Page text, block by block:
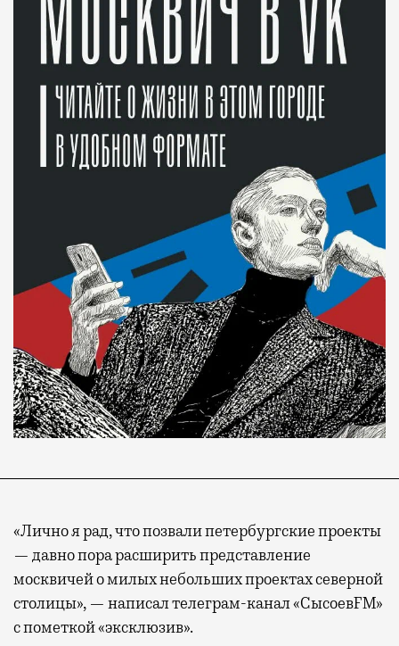
«Лично я рад, что позвали петербургские проекты
— давно пора расширить представление
москвичей о милых небольших проектах северной
столицы», — написал телеграм-канал «СысоевFM»
с пометкой «эксклюзив».